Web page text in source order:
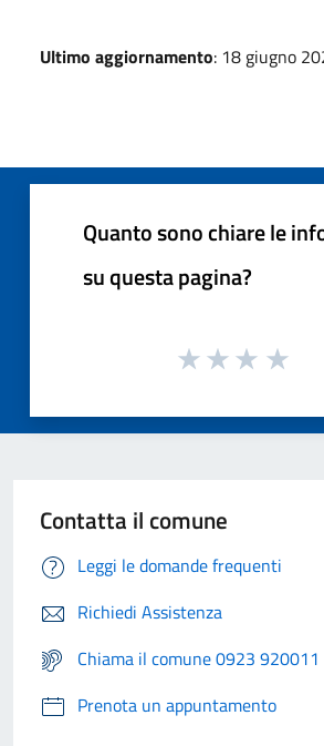
Ultimo aggiornamento: 18 giugno
Quanto sono chiare le
su questa pagina?
Contatta il comune
Leggi le domande frequenti
Richiedi Assistenza
Chiama il comune 0923 920011
Prenota un appuntamento